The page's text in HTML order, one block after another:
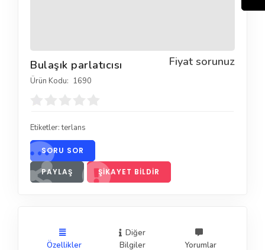
Fiyat sorunuz
Bulaşık parlatıcısı
Ürün Kodu: 1690
Etiketler:terlans
SORU SOR
PAYLAŞ ŞIKAYET BILDIR
Özellikler
Diğer
Bilgiler
Yorumlar